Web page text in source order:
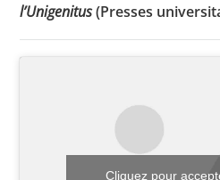
Concours de
Concours
l’Unigenitus(Presses
Cliquez pour